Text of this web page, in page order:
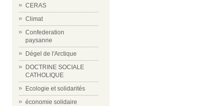
CERAS
Climat
Confederation
paysanne
Dégel de l'Arctique
DOCTRINE SOCIALE
CATHOLIQUE
Ecologie et solidarités
économie solidaire